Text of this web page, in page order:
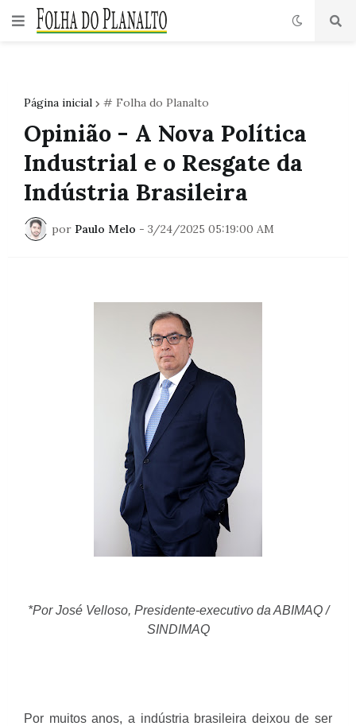
Página inicial # Folha do Planalto
Opinião - A Nova Política
Industrial e o Resgate da
Indústria Brasileira
por Paulo Melo - 3/24/2025 05:19:00 AM
*Por José Velloso, Presidente-executivo da ABIMAQ /
SINDIMAQ
Por muitos anos, a indústria brasileira deixou de ser